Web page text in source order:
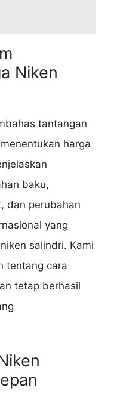
Niken
tantangan
harga
baku,
dan perubahan
yang
salindri. Kami
tentang cara
tetap berhasil